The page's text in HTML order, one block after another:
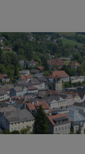
zu: